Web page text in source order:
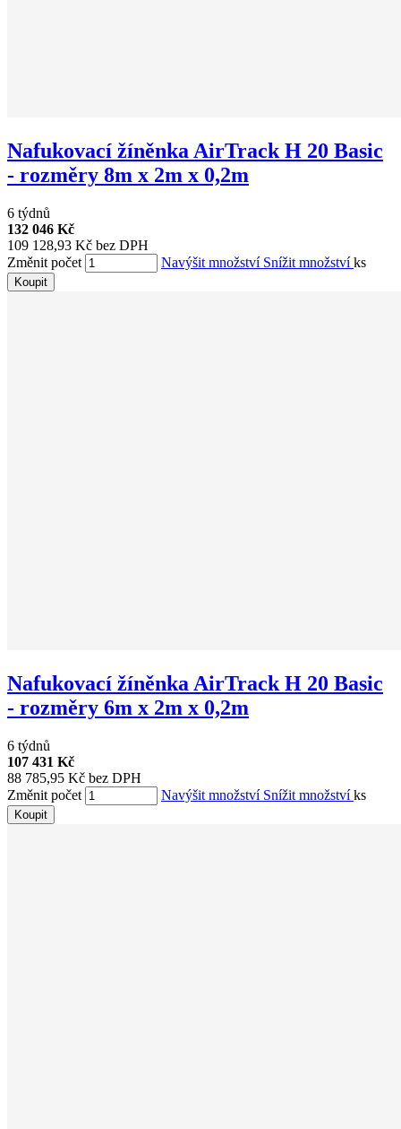
Nafukovací žíněnka AirTrack H 20 Basic
- rozměry 8m x 2m x 0,2m
6 týdnů
132 046 Kč
109 128,93 Kč bez DPH
Změnit počet
Navýšit množství Snížit množstvíks
Koupit
Nafukovací žíněnka AirTrack H 20 Basic
- rozměry 6m x 2m x 0,2m
6 týdnů
107 431 Kč
88 785,95 Kč bez DPH
Změnit počet
Navýšit množství Snížit množstvíks
Koupit